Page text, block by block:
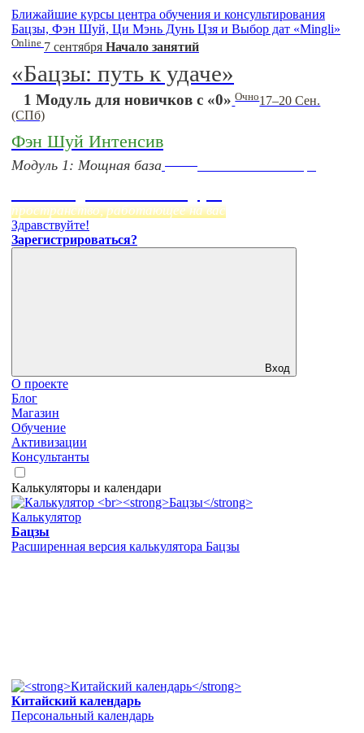
Ближайшие курсы центра обучения и консультирования
Бацзы, Фэн Шуй, Ци Мэнь Дунь Цзя и Выбор дат «Mingli»
Online 7 сентября Начало занятий
«Бацзы: путь к удаче»
1 Модуль для новичков с «0» Очно17–20 Сен.
(СПб)
Фэн Шуй Интенсив
Модуль 1: Мощная база
пространство, работающее на вас
Здравствуйте!
Зарегистрироваться?
Вход
О проекте
Блог
Магазин
Обучение
Активизации
Консультанты
Калькуляторы и календари
Калькулятор
Бацзы
Расширенная версия калькулятора Бацзы
Китайский календарь
Персональный календарь